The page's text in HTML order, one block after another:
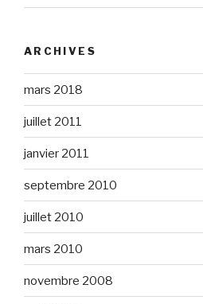
ARCHIVES
mars 2018
juillet 2011
janvier 2011
septembre 2010
juillet 2010
mars 2010
novembre 2008